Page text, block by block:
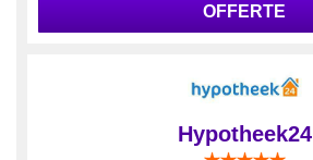
OFFERTE
Hypotheek24